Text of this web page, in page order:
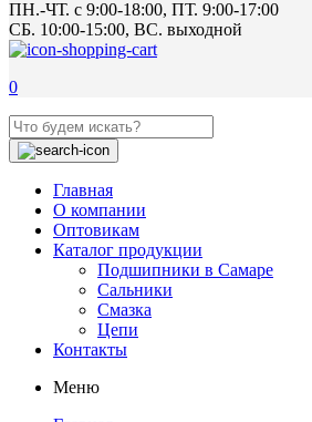
ПН.-ЧТ. с 9:00-18:00, ПТ. 9:00-17:00
СБ. 10:00-15:00, ВС. выходной
0
Главная
О компании
Оптовикам
Каталог продукции
Подшипники в Самаре
Сальники
Смазка
Цепи
Контакты
Меню